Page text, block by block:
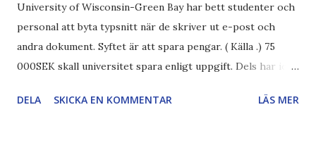
University of Wisconsin-Green Bay har bett studenter och
personal att byta typsnitt när de skriver ut e-post och
andra dokument. Syftet är att spara pengar. ( Källa .) 75
000SEK skall universitet spara enligt uppgift. Dels har iofs
"bläck". Dels så undrar jag om de 30% besparingar -
DELA SKICKA EN KOMMENTAR LÄS MER